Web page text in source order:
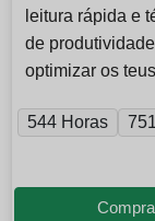
leitura rápida e
de
optimizar os
544 Horas